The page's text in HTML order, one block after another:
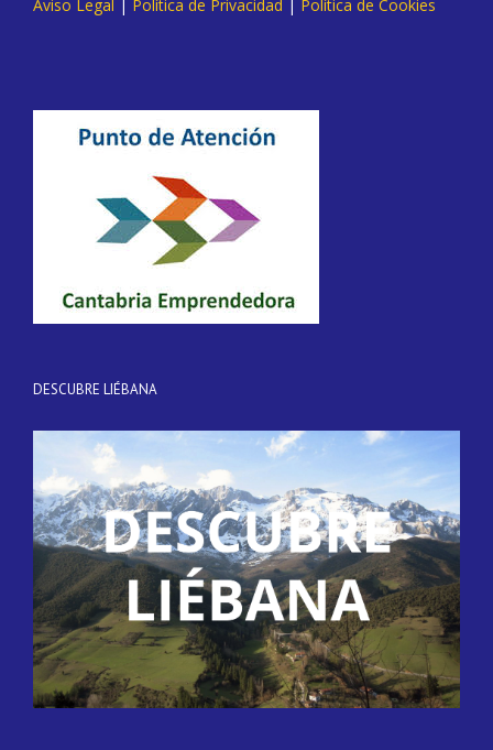
Aviso Legal | Política de Privacidad | Política de Cookies
DESCUBRE LIÉBANA